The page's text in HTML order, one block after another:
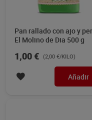
Pan rallado con ajo y
El Molino de Dia 500 g
1,00 € (2,00 €/KILO)
Añadir